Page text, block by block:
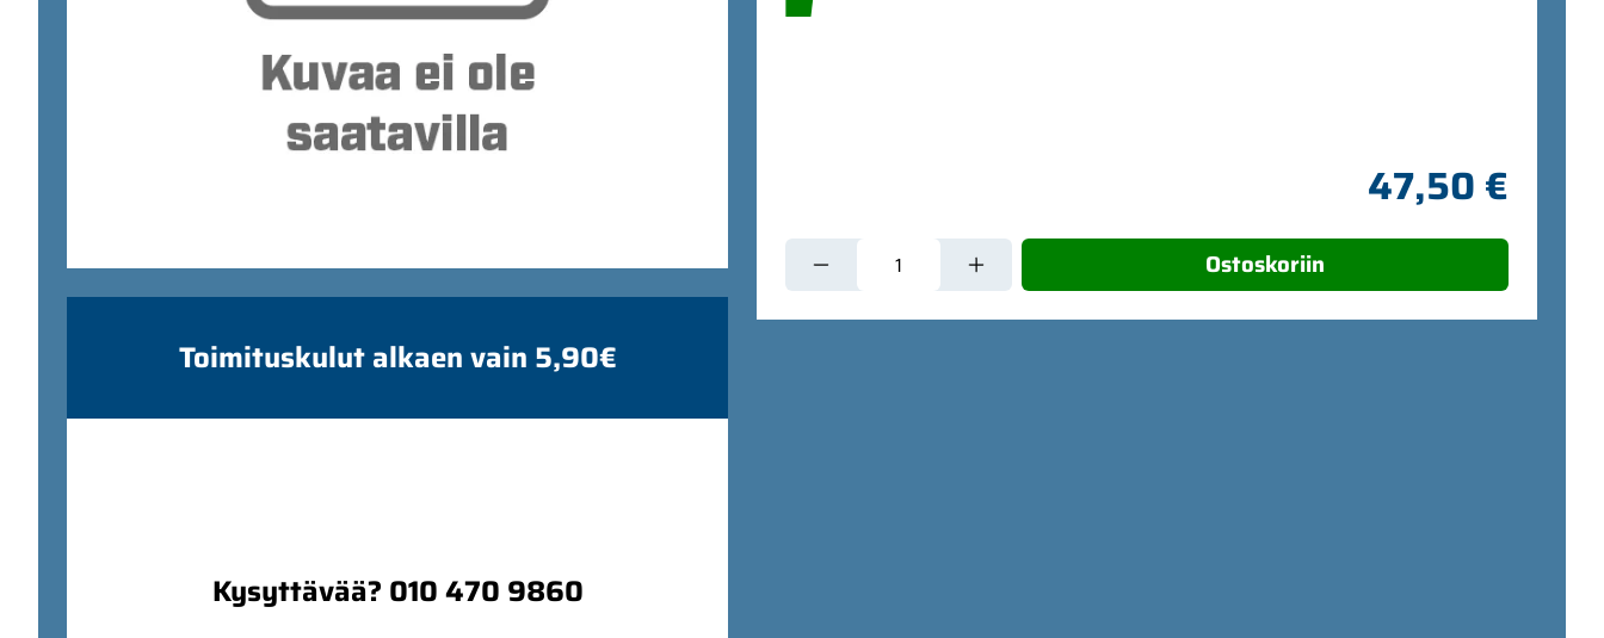
47,50 €
Ostoskoriin
Toimituskulut alkaen vain 5,90€
Kysyttävää? 010 470 9860